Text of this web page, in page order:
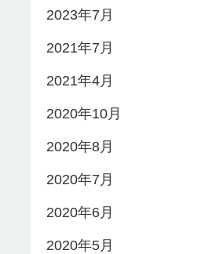
2023年7月
2021年7月
2021年4月
2020年10月
2020年8月
2020年7月
2020年6月
2020年5月